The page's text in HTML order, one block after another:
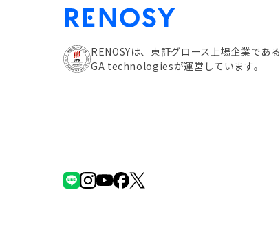
RENOSYは、東証グロース上場企業である
GA technologiesが運営しています。